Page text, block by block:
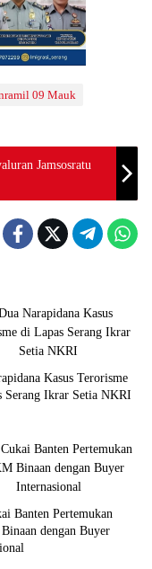
09 Mauk
Jamsosratu
Kasus Terorisme
Serang Ikrar Setia NKRI
Banten Pertemukan
dengan Buyer